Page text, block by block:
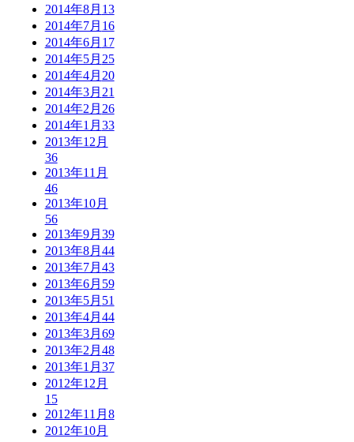
2014年8月 13
2014年7月 16
2014年6月 17
2014年5月 25
2014年4月 20
2014年3月 21
2014年2月 26
2014年1月 33
2013年12月
36
2013年11月
46
2013年10月
56
2013年9月 39
2013年8月 44
2013年7月 43
2013年6月 59
2013年5月 51
2013年4月 44
2013年3月 69
2013年2月 48
2013年1月 37
2012年12月
15
2012年11月 8
2012年10月